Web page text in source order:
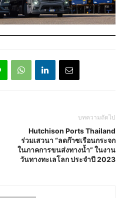
บทความถัดไป
Hutchison Ports Thailand
ร่วมเสวนา “ลดก๊าซเรือนกระจก
ในภาคการขนส่งทางน้ำ” ในงาน
วันทางทะเลโลก ประจำปี 2023